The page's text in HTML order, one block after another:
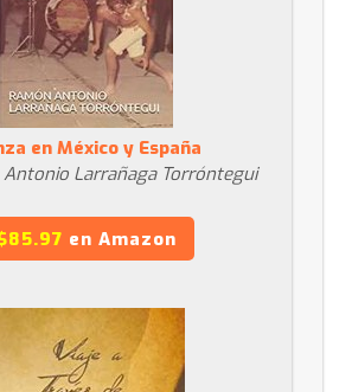
en México y España
Antonio Larrañaga Torróntegui
en Amazon